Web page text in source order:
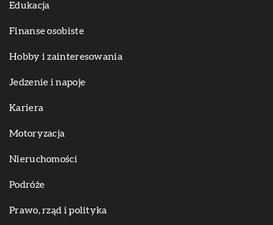
Edukacja
Finanse osobiste
Hobby i zainteresowania
Jedzenie i napoje
Kariera
Motoryzacja
Nieruchomości
Podróże
Prawo, rząd i polityka